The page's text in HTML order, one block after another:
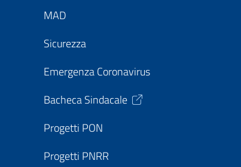
MAD
Sicurezza
Emergenza Coronavirus
Bacheca Sindacale
Progetti PON
Progetti PNRR